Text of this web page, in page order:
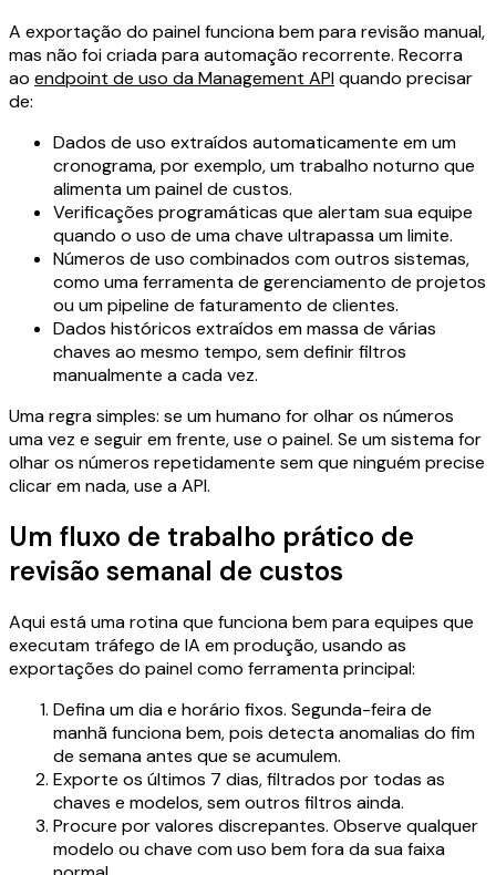
A exportação do painel funciona bem para revisão manual,
mas não foi criada para automação recorrente. Recorra
ao endpoint de uso da Management APIquando precisar
de:
Dados de uso extraídos automaticamente em um
cronograma, por exemplo, um trabalho noturno que
alimenta um painel de custos.
Verificações programáticas que alertam sua equipe
quando o uso de uma chave ultrapassa um limite.
Números de uso combinados com outros sistemas,
como uma ferramenta de gerenciamento de projetos
ou um pipeline de faturamento de clientes.
Dados históricos extraídos em massa de várias
chaves ao mesmo tempo, sem definir filtros
manualmente a cada vez.
Uma regra simples: se um humano for olhar os números
uma vez e seguir em frente, use o painel. Se um sistema for
olhar os números repetidamente sem que ninguém precise
clicar em nada, use a API.
Um fluxo de trabalho prático de
revisão semanal de custos
Aqui está uma rotina que funciona bem para equipes que
executam tráfego de IA em produção, usando as
exportações do painel como ferramenta principal:
Defina um dia e horário fixos. Segunda-feira de
manhã funciona bem, pois detecta anomalias do fim
de semana antes que se acumulem.
Exporte os últimos 7 dias, filtrados por todas as
chaves e modelos, sem outros filtros ainda.
Procure por valores discrepantes. Observe qualquer
modelo ou chave com uso bem fora da sua faixa